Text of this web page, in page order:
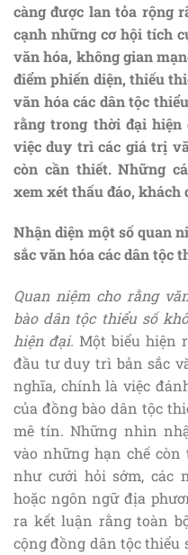
càng được lan tỏa rộng
cạnh những cơ hội tích
văn hóa, không gian
điểm phiến diện, thiếu
văn hóa các dân tộc
rằng trong thời đại hiện
việc duy trì các giá trị
còn cần thiết. Những
xem xét thấu đáo, khách
Nhận diện một số quan
sắc văn hóa các dân tộc
Quan niệm cho rằng
bào dân tộc thiểu số
hiện đại. Một biểu hiện
đầu tư duy trì bản sắc
nghĩa, chính là việc
của đồng bào dân tộc
mê tín. Những nhìn
vào những hạn chế
như cưới hỏi sớm, các
hoặc ngôn ngữ địa
ra kết luận rằng toàn
cộng đồng dân tộc thiểu